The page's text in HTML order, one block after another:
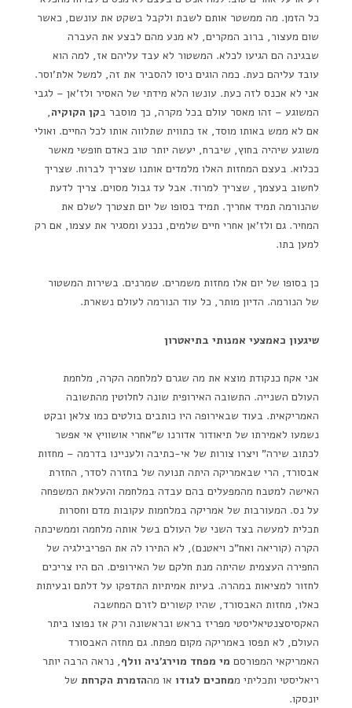
כל הזמן. מה ממשטר אותם לשבת ולקבל בשקט את עונשם, כאשר
שום מעצור, ברוב המקרים, לא מנע מהם לבצע את העברה
שבגינה הם הגיעו לכלא. המשטור לא עבד עליהם אז, למה הוא
עובד עליהם כעת. כמה הוגים ניסו להסביר את זה, למשל אלת'וסר.
אני לא אכנס לזה כעת. עונשו הלא מידתי של האסיר ולז'אן – לגבי
המשוגע – זהו מאסר עולם בכל מקרה, כך מוסבר בקן הקוקיה,
אם לא ממש באותו מוסד, אז כתווית שתלווה אותו לכל החיים. ואולי
משוגע שיהיה בחוץ, שיברח, יעשה יותר טוב כאדם חופשי מאשר
ככלוא. בעצם המחזות האלו מלמדים אותנו שצריך לברוח. שצריך
לחשוב בעצמך, שצריך למרוד. אבל עד גבול מסוים. צריך לדעת
שהנורמה תמיד אחריך. תמיד בסופו של יום תצטרך לשלם את
המחיר. גם ולז'אן אחרי חיים שלמים, נכנע ומסגיר את עצמו, אם רק
למען בתו.
כן בסופו של יום אלו מחזות משמרים. שמרנים. בשירות המשטור
של הנורמה. הדיון מותר, כל עוד הנורמה לעולם נשארת.
שיגעון כאמצעי אמנותי בתיאטרון
אני אקח כנקודת מוצא את מה שגרם למלחמה הקרה, מלחמת
העולם השנייה. התשובה האירופית שונה לחלוטין מהתשובה
האמריקאית. בעוד שבאירופה היו כותבים בולטים כמו צלאן ובקט
נשמעו לאמירתו של תיאודור אדורנו ש"אחרי אושוויץ אי אפשר
לכתוב שירה" ויצרו צורות של אי-כתיבה ולעניינו בדרמה – מחזות
אבסורד, הרי שבאמריקה היתה תנועה של בחזרה לסדר, החזרת
האישה למטבח מהמפעלים בהם עבדה במלחמה והעלאת המשפחה
על נס. המעורבות של אמריקה במלחמות עקובות מדם וחסרות
תכלית למעשה בצד השני של העולם בשל אותה מלחמה וממשיכתה
הקרה (קוריאה ואח"כ ויאטנם), לא התירו לה את הפריבילגיה של
החפירה העצמית שהיתה מנת חלקם של האירופים. הם היו צריכים
לחזור למציאות במהרה. בעיות אמיתיות התדפקו על דלתם ובעיתות
כאלו, מחזות האבסורד, שהיו קשורים לזרם המחשבה
האקסיסצנטיאליסטי מפריז בראש ובראשונה ורק אז נפוצו ביתר
העולם, לא תפסו באמריקה מקום מפתח. גם מחזה האבסורד
האמריקאי המפורסם מי מפחד מוירג'ניה וולף, נראה הרבה יותר
ריאליסטי ותכליתי ממחכים לגודו או מההזמרת הקרחת של
יונסקו.